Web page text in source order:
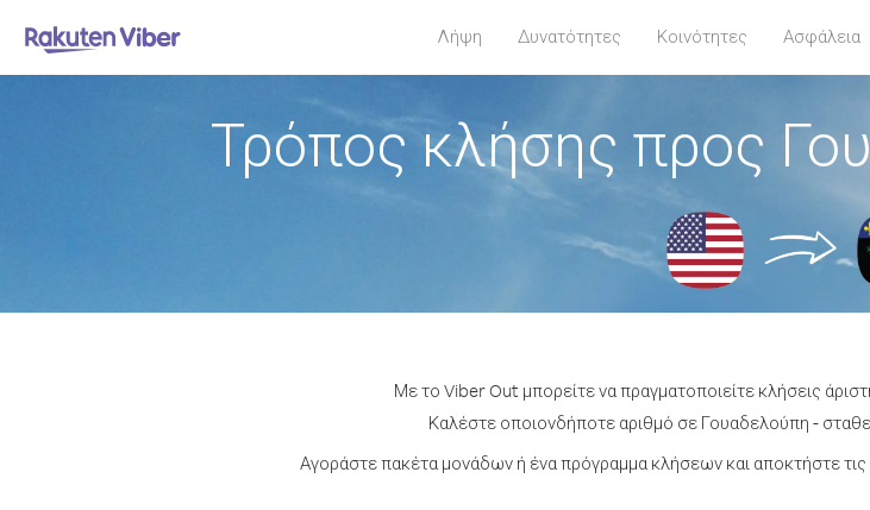
Λήψη Δυνατότητες Κοινότητες Ασφάλεια
Τρόπος κλήσης προς
Με το Viber Out μπορείτε να πραγματοποιείτε κλήσεις
Καλέστε οποιονδήποτε αριθμό σε Γουαδελούπη -
Αγοράστε πακέτα μονάδων ή ένα πρόγραμμα κλήσεων και αποκτήστε